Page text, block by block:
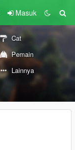
Masuk
Cat
Pemain
Lainnya